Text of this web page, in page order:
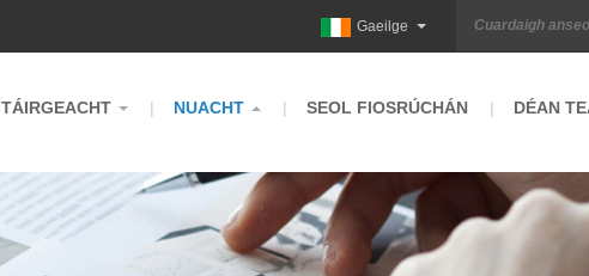
Gaeilge
TÁIRGEACHT NUACHT SEOL FIOSRÚCHÁN DÉAN